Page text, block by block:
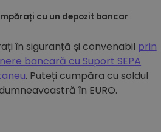
cu un depozit bancar
în siguranță și convenabil prin
bancară cu Suport SEPA
. Puteți cumpăra cu soldul
în EURO.